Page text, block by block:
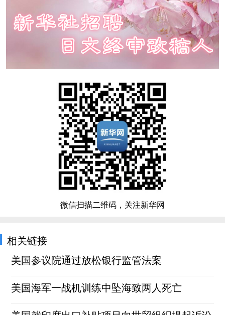
微信扫描二维码，关注新华网
相关链接
美国参议院通过放松银行监管法案
美国海军一战机训练中坠海致两人死亡